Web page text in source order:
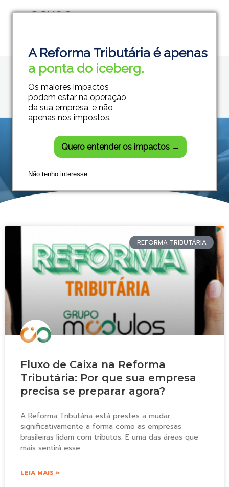
A Reforma Tributária é apenas
a ponta do iceberg.
Os maiores impactos
podem estar na operação
da sua empresa, e não
apenas nos impostos.
Quero entender os impactos →
Não tenho interesse
Grupo Módulos
Sistemas Contábeis e Empresariais
Posts tagged: IVA
Dual
REFORMA TRIBUTÁRIA
Fluxo de Caixa na Reforma
Tributária: Por que sua empresa
precisa se preparar agora?
A Reforma Tributária está prestes a mudar
significativamente a forma como as empresas
brasileiras lidam com tributos. E uma das áreas que
mais sentirá esse
LEIA MAIS »